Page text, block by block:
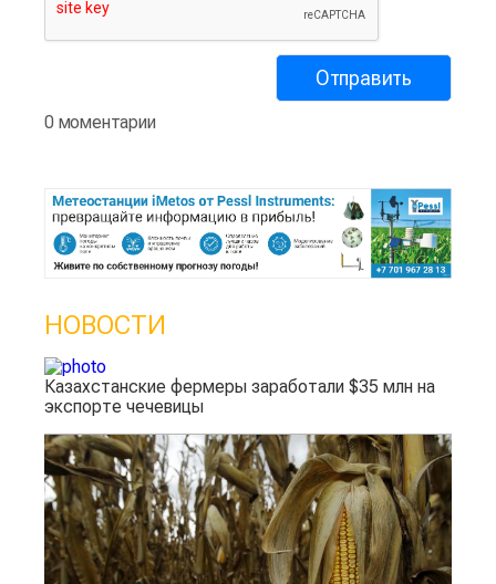
0 моментарии
НОВОСТИ
Казахстанские фермеры заработали $35 млн на
экспорте чечевицы